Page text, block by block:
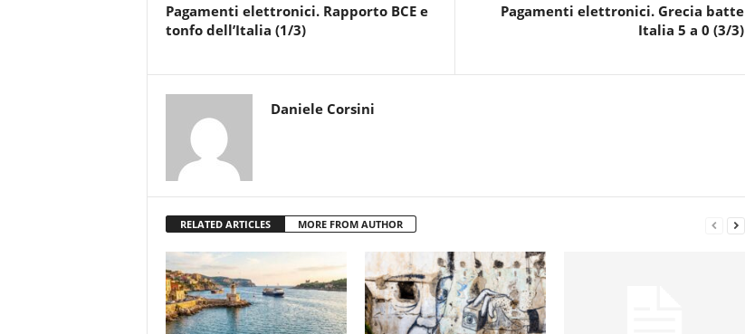
Pagamenti elettronici. Rapporto BCE e
tonfo dell’Italia (1/3)
Pagamenti elettronici. Grecia batte
Italia 5 a 0 (3/3)
Daniele Corsini
RELATED ARTICLES MORE FROM AUTHOR